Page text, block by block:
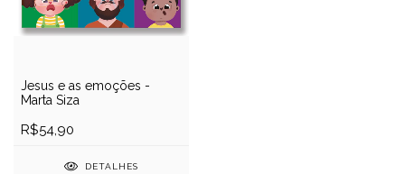
Jesus e as emoções -
Marta Siza
R$54,90
DETALHES